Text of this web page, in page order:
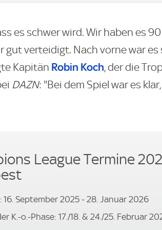
es schwer wird. Wir haben es
gut verteidigt. Nach vorne war es
Kapitän Robin Koch, der die
DAZN: "Bei dem Spiel war es
League Termine
16. September 2025 - 28. Januar 2026
K.-o.-Phase: 17./18. & 24./25. Februar